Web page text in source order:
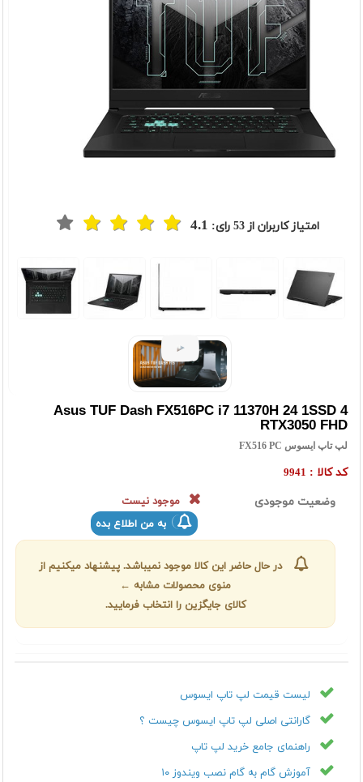
امتیاز کاربران از53 رای: 4.1
Asus TUF Dash FX516PC i7 11370H 24 1SSD 4
RTX3050 FHD
لپ تاپ ایسوس FX516 PC
کد کالا : 9941
وضعیت موجودی
موجود نیست
به من اطلاع بده
در حال حاضر این کالا موجود نمیباشد. پیشنهاد میکنیم از
منوی محصولات مشابه ←
کالای جایگزین را انتخاب فرمایید.
لیست قیمت لپ تاپ ایسوس
گارانتی اصلی لپ تاپ ایسوس چیست ؟
راهنمای جامع خرید لپ تاپ
آموزش گام به گام نصب ویندوز ۱۰